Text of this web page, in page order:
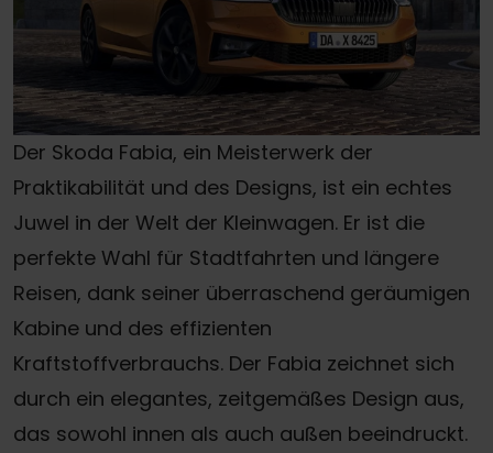
Der Skoda Fabia, ein Meisterwerk der
Praktikabilität und des Designs, ist ein echtes
Juwel in der Welt der Kleinwagen. Er ist die
perfekte Wahl für Stadtfahrten und längere
Reisen, dank seiner überraschend geräumigen
Kabine und des effizienten
Kraftstoffverbrauchs. Der Fabia zeichnet sich
durch ein elegantes, zeitgemäßes Design aus,
das sowohl innen als auch außen beeindruckt.